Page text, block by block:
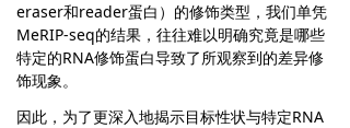
eraser和reader蛋白）的修饰类型，我们单凭
MeRIP-seq的结果，往往难以明确究竟是哪些
特定的RNA修饰蛋白导致了所观察到的差异修
饰现象。
因此，为了更深入地揭示目标性状与特定RNA